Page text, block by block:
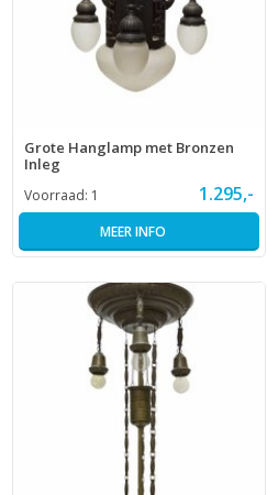
Grote Hanglamp met Bronzen
Inleg
Voorraad: 1 1.295,-
MEER INFO